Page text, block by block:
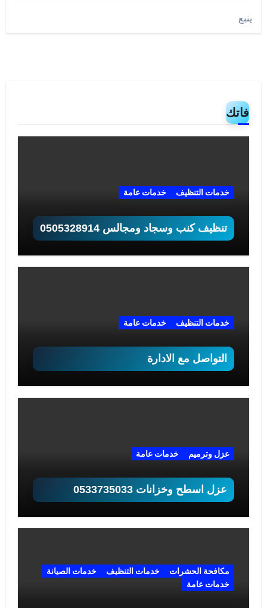
ينبع
فاتك
خدمات التنظيف خدمات عامة
تنظيف كنب وسجاد ومجالس 0505328914
خدمات التنظيف خدمات عامة
التواصل مع الادارة
عزل وترميم خدمات عامة
عزل اسطح وخزانات 0533735033
مكافحة الحشرات خدمات التنظيف
خدمات الصيانة
خدمات عامة